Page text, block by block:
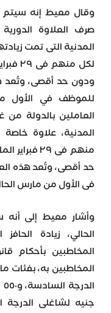
وقال معيط إنه سيتم
صرف العلاوة
ودون حد أقصى، وتُعد
للموظف في الأول
العاملين بالدولة من
حد أقصى، وتُعد هذه
فى الأول من مارس
وأشار معيط إلى أنه
الحالي، زيادة
المخاطبين بأحكام